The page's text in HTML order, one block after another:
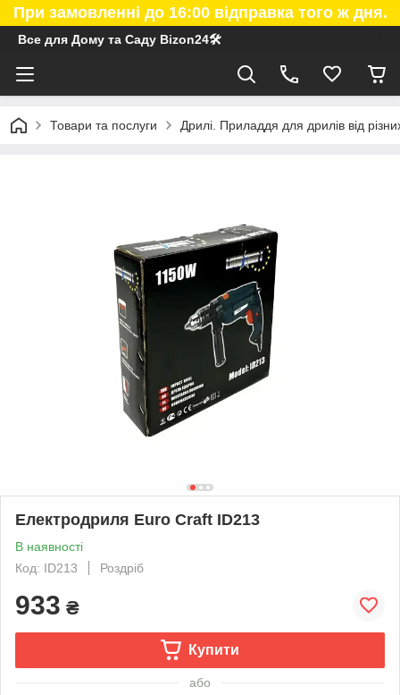
При замовленні до 16:00 відправка того ж дня.
Все для Дому та Саду Bizon24🛠
Товари та послуги Дрилі. Приладдя для дрилів від
Електродриля Euro Craft ID213
В наявності
Код: ID213
Роздріб
933 ₴
Купити
або